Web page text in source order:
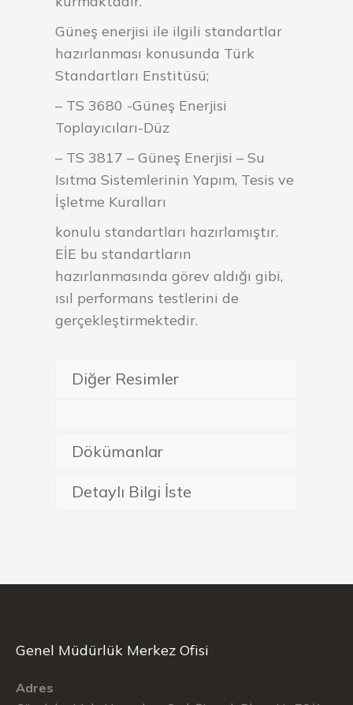
Güneş enerjisi ile ilgili standartlar
hazırlanması konusunda Türk
Standartları Enstitüsü;
– TS 3680 -Güneş Enerjisi
Toplayıcıları-Düz
– TS 3817 – Güneş Enerjisi – Su
Isıtma Sistemlerinin Yapım, Tesis ve
İşletme Kuralları
konulu standartları hazırlamıştır.
EİE bu standartların
hazırlanmasında görev aldığı gibi,
ısıl performans testlerini de
gerçekleştirmektedir.
Diğer Resimler
Dökümanlar
Detaylı Bilgi İste
Genel Müdürlük Merkez Ofisi
Adres